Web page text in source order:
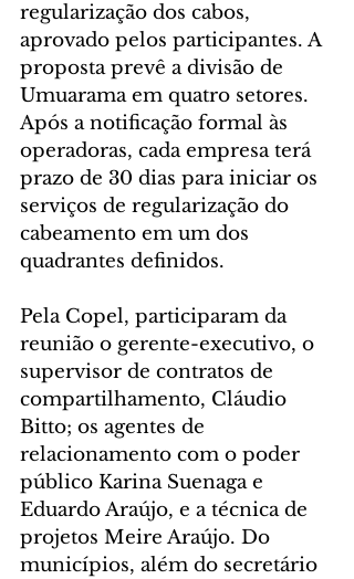
regularização dos cabos,
aprovado pelos participantes. A
proposta prevê a divisão de
Umuarama em quatro setores.
Após a notificação formal às
operadoras, cada empresa terá
prazo de 30 dias para iniciar os
serviços de regularização do
cabeamento em um dos
quadrantes definidos.
Pela Copel, participaram da
reunião o gerente-executivo, o
supervisor de contratos de
compartilhamento, Cláudio
Bitto; os agentes de
relacionamento com o poder
público Karina Suenaga e
Eduardo Araújo, e a técnica de
projetos Meire Araújo. Do
municípios, além do secretário